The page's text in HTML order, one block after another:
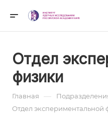
Отдел
физики
Главная —
Отдел экспериментальной